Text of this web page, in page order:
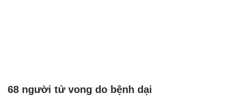
68 người tử vong do bệnh dại